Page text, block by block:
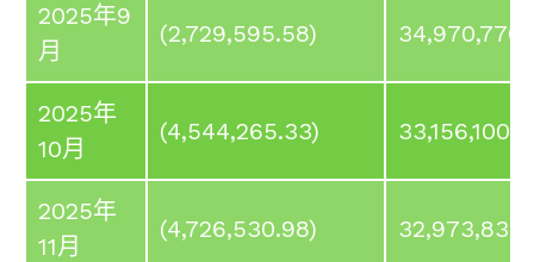
2025年9
月
(2,729,595.58)
2025年
10月
(4,544,265.33)
2025年
11月
(4,726,530.98)